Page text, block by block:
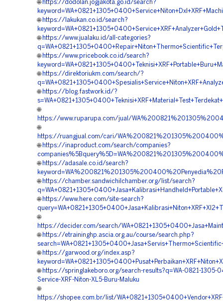
🌐 https://dodolan.jogjakota.go.id/search?
🌐 https://lakukan.co.id/search?
🌐 https://www.jualaku.id/all-categories?
🌐 https://www.pricebook.co.id/search?
🌐 https://direktoriukm.com/search/?
🌐 https://blog.fastwork.id/?
🌐
https://www.ruparupa.com/jual/
🌐
https://ruangjual.com/cari/
🌐 https://inaproduct.com/search/companies?
🌐 https://adasale.co.id/search?
🌐 https://chamber.sandwichilchamber.org/list/search?
🌐 https://www.here.com/site-search?
🌐
https://decider.com/search/
🌐 https://etraininghp.ascia.org.au/course/search.php?
🌐 https://garwood.org/index.asp?
🌐 https://springlakeboro.org/search-results?q=WA-0821-1305-
Service-XRF-Niton-XL5-Buru-Maluku
🌐
https://shopee.com.br/list/